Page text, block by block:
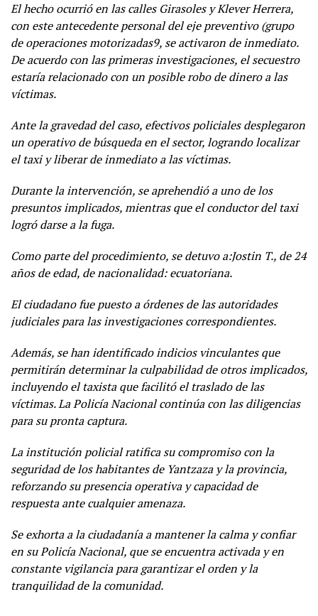
El hecho ocurrió en las calles Girasoles y Klever Herrera,
con este antecedente personal del eje preventivo (grupo
de operaciones motorizadas9, se activaron de inmediato.
De acuerdo con las primeras investigaciones, el secuestro
estaría relacionado con un posible robo de dinero a las
víctimas.
Ante la gravedad del caso, efectivos policiales desplegaron
un operativo de búsqueda en el sector, logrando localizar
el taxi y liberar de inmediato a las víctimas.
Durante la intervención, se aprehendió a uno de los
presuntos implicados, mientras que el conductor del taxi
logró darse a la fuga.
Como parte del procedimiento, se detuvo a:Jostin T., de 24
años de edad, de nacionalidad: ecuatoriana.
El ciudadano fue puesto a órdenes de las autoridades
judiciales para las investigaciones correspondientes.
Además, se han identificado indicios vinculantes que
permitirán determinar la culpabilidad de otros implicados,
incluyendo el taxista que facilitó el traslado de las
víctimas. La Policía Nacional continúa con las diligencias
para su pronta captura.
La institución policial ratifica su compromiso con la
seguridad de los habitantes de Yantzaza y la provincia,
reforzando su presencia operativa y capacidad de
respuesta ante cualquier amenaza.
Se exhorta a la ciudadanía a mantener la calma y confiar
en su Policía Nacional, que se encuentra activada y en
constante vigilancia para garantizar el orden y la
tranquilidad de la comunidad.